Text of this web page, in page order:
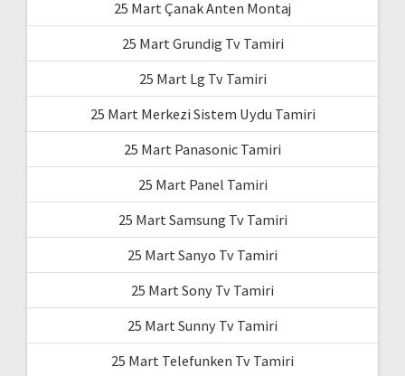
25 Mart Çanak Anten Montaj
25 Mart Grundig Tv Tamiri
25 Mart Lg Tv Tamiri
25 Mart Merkezi Sistem Uydu Tamiri
25 Mart Panasonic Tamiri
25 Mart Panel Tamiri
25 Mart Samsung Tv Tamiri
25 Mart Sanyo Tv Tamiri
25 Mart Sony Tv Tamiri
25 Mart Sunny Tv Tamiri
25 Mart Telefunken Tv Tamiri